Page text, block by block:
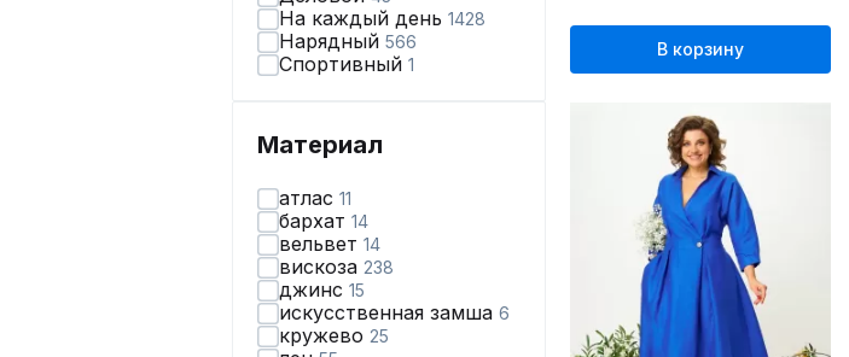
На каждый день 1428
Нарядный 566
Спортивный 1
Материал
атлас 11
бархат 14
вельвет 14
вискоза 238
джинс 15
искусственная замша 6
кружево 25
В корзину